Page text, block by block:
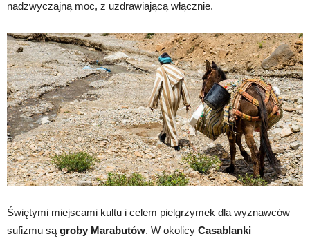
nadzwyczajną moc, z uzdrawiającą włącznie.
Świętymi miejscami kultu i celem pielgrzymek dla wyznawców
sufizmu są groby Marabutów. W okolicy Casablanki